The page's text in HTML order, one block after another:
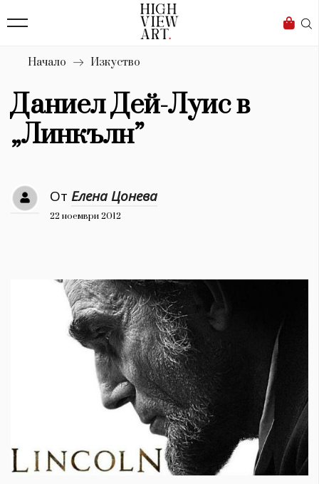
Бизнес
Мода
Dialogue
Изкуство
4339
Красота
777
Книги 1188
1970
1709
Пътувай
Здраве 389
Начало Изкуство
Даниел Дей-Луис в
„Линкълн”
От Елена Цонева
22 ноември 2012